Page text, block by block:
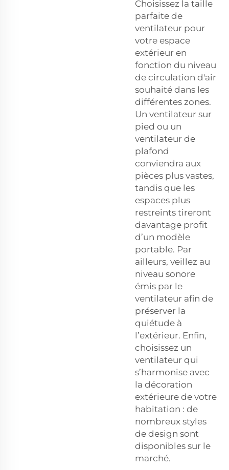
Choisissez la taille
parfaite de
ventilateur pour
votre espace
extérieur en
fonction du niveau
de circulation d'air
souhaité dans les
différentes zones.
Un ventilateur sur
pied ou un
ventilateur de
plafond
conviendra aux
pièces plus vastes,
tandis que les
espaces plus
restreints tireront
davantage profit
d’un modèle
portable. Par
ailleurs, veillez au
niveau sonore
émis par le
ventilateur afin de
préserver la
quiétude à
l’extérieur. Enfin,
choisissez un
ventilateur qui
s’harmonise avec
la décoration
extérieure de votre
habitation : de
nombreux styles
de design sont
disponibles sur le
marché.